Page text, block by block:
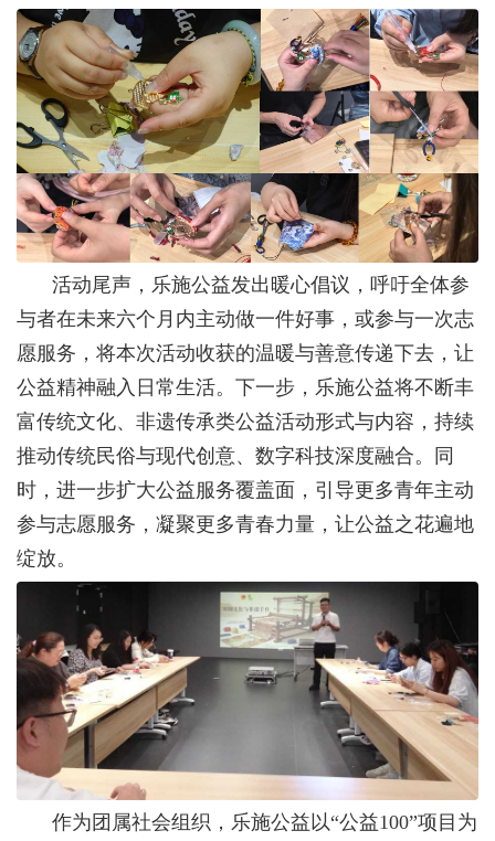
活动尾声，乐施公益发出暖心倡议，呼吁全体参
与者在未来六个月内主动做一件好事，或参与一次志
愿服务，将本次活动收获的温暖与善意传递下去，让
公益精神融入日常生活。下一步，乐施公益将不断丰
富传统文化、非遗传承类公益活动形式与内容，持续
推动传统民俗与现代创意、数字科技深度融合。同
时，进一步扩大公益服务覆盖面，引导更多青年主动
参与志愿服务，凝聚更多青春力量，让公益之花遍地
绽放。
作为团属社会组织，乐施公益以“公益100”项目为